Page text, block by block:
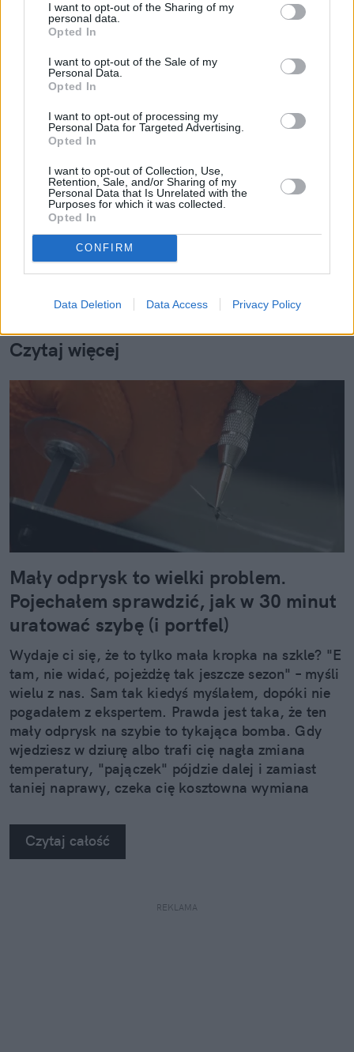
I want to opt-out of the Sharing of my
personal data.
Opted In
I want to opt-out of the Sale of my
Personal Data.
Opted In
I want to opt-out of processing my
Personal Data for Targeted Advertising.
Opted In
I want to opt-out of Collection, Use,
Retention, Sale, and/or Sharing of my
Personal Data that Is Unrelated with the
Purposes for which it was collected.
Opted In
CONFIRM
Data Deletion Data Access Privacy Policy
Obserwuj
redaktor w naTemat.pl, psycholog
Napisz do mnie:
michal.panek@natemat.pl
Czytaj więcej
Mały odprysk to wielki problem.
Pojechałem sprawdzić, jak w 30 minut
uratować szybę (i portfel)
Wydaje ci się, że to tylko mała kropka na szkle? "E
tam, nie widać, pojeżdżę tak jeszcze sezon" – myśli
wielu z nas. Sam tak kiedyś myślałem, dopóki nie
pogadałem z ekspertem. Prawda jest taka, że ten
mały odprysk na szybie to tykająca bomba. Gdy
wjedziesz w dziurę albo trafi cię nagła zmiana
temperatury, "pajączek" pójdzie dalej i zamiast
taniej naprawy, czeka cię kosztowna wymiana
na własne oczy zobaczyć, jak profesjonaliści radzą
sobie z takimi uszkodzeniami.
Czytaj całość
REKLAMA